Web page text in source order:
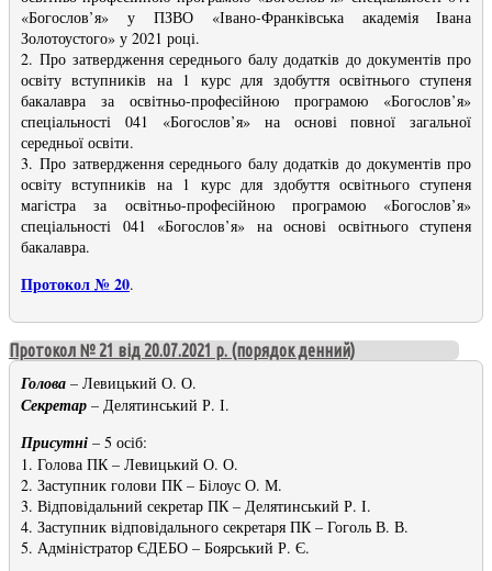
«Богослов’я» у ПЗВО «Івано-Франківська академія Івана
Золотоустого» у 2021 році.
2. Про затвердження середнього балу додатків до документів про
освіту вступників на 1 курс для здобуття освітнього ступеня
бакалавра за освітньо-професійною програмою «Богослов’я»
спеціальності 041 «Богослов’я» на основі повної загальної
середньої освіти.
3. Про затвердження середнього балу додатків до документів про
освіту вступників на 1 курс для здобуття освітнього ступеня
магістра за освітньо-професійною програмою «Богослов’я»
спеціальності 041 «Богослов’я» на основі освітнього ступеня
бакалавра.
Протокол № 20.
Протокол № 21 від 20.07.2021 р. (порядок денний)
Голова – Левицький О. О.
Секретар – Делятинський Р. І.
Присутні – 5 осіб:
1. Голова ПК – Левицький О. О.
2. Заступник голови ПК – Білоус О. М.
3. Відповідальний секретар ПК – Делятинський Р. І.
4. Заступник відповідального секретаря ПК – Гоголь В. В.
5. Адміністратор ЄДЕБО – Боярський Р. Є.